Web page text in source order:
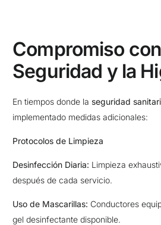
Compromiso
Seguridad y la
En tiempos donde la seguridad
implementado medidas adicionales:
Protocolos de Limpieza
Desinfección Diaria: Limpieza
después de cada servicio.
Uso de Mascarillas: Conductores
gel desinfectante disponible.